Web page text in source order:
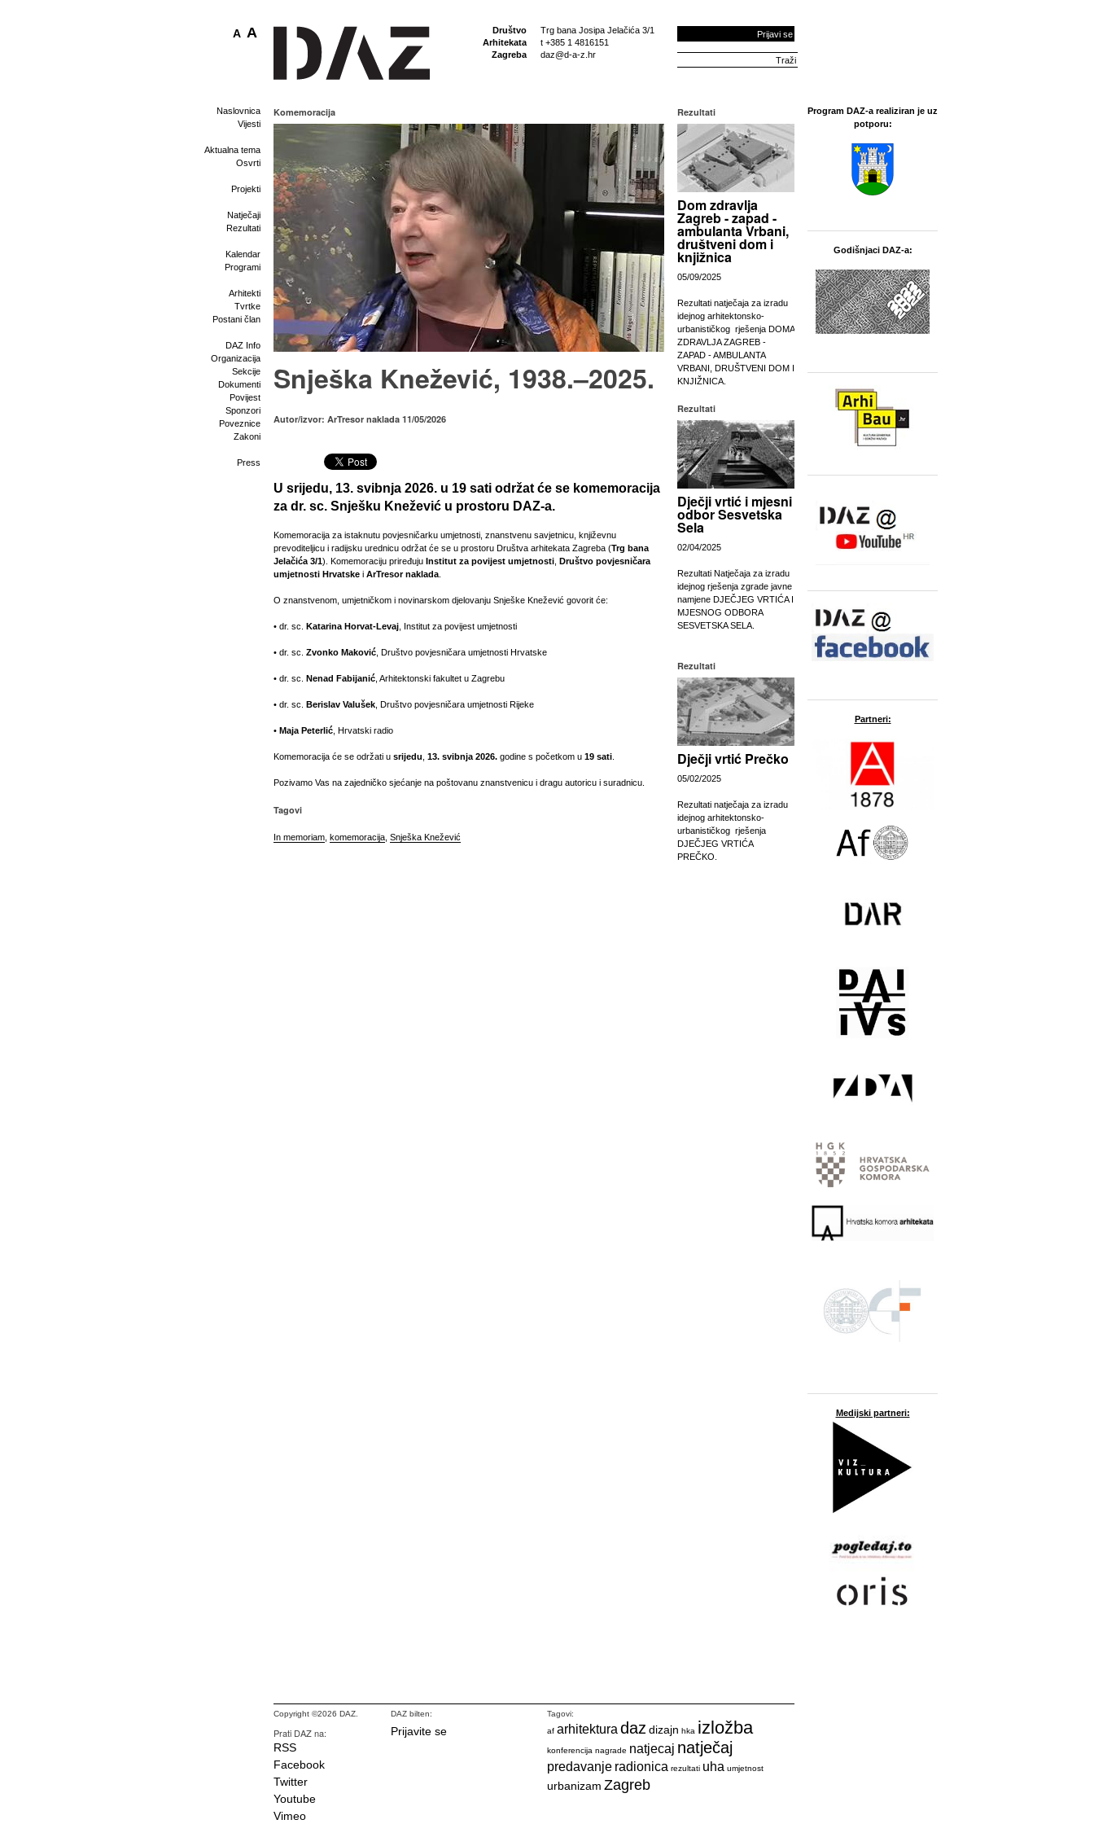
Društvo
Arhitekata
Zagreba
Trg bana Josipa Jelačića 3/1
t +385 1 4816151
daz@d-a-z.hr
Prijavi se
A A
Naslovnica
Vijesti
Aktualna tema
Osvrti
Projekti
Natječaji
Rezultati
Kalendar
Programi
Arhitekti
Tvrtke
Postani član
DAZ Info
Organizacija
Sekcije
Dokumenti
Povijest
Sponzori
Poveznice
Zakoni
Press
Komemoracija
Snješka Knežević, 1938.–2025.
Autor/izvor: ArTresor naklada 11/05/2026
U srijedu, 13. svibnja 2026. u 19 sati održat će se komemoracija
za dr. sc. Snješku Knežević u prostoru DAZ-a.
Komemoracija za istaknutu povjesničarku umjetnosti, znanstvenu savjetnicu, književnu
prevoditeljicu i radijsku urednicu održat će se u prostoru Društva arhitekata Zagreba (Trg bana
Jelačića 3/1). Komemoraciju priređuju Institut za povijest umjetnosti Društvo povjesničara
umjetnosti Hrvatske i ArTresor naklada
O znanstvenom, umjetničkom i novinarskom djelovanju Snješke Knežević govorit će:
• dr. sc. Katarina Horvat-Levaj , Institut za povijest umjetnosti
• dr. sc. Zvonko Maković , Društvo povjesničara umjetnosti Hrvatske
• dr. sc. Nenad Fabijanić , Arhitektonski fakultet u Zagrebu
• dr. sc. Berislav Valušek , Društvo povjesničara umjetnosti Rijeke
• Maja Peterlić , Hrvatski radio
Komemoracija će se održati u srijedu 13. svibnja 2026. godine s početkom u 19 sati
Pozivamo Vas na zajedničko sjećanje na poštovanu znanstvenicu i dragu autoricu i suradnicu.
Tagovi
In memoriam komemoracija Snješka Knežević
Rezultati
Dom zdravlja
Zagreb - zapad -
ambulanta Vrbani,
društveni dom i
knjižnica
05/09/2025
Rezultati natječaja za izradu
idejnog arhitektonsko-
urbanističkog rješenja DOMA
ZDRAVLJA ZAGREB -
ZAPAD - AMBULANTA
VRBANI, DRUŠTVENI DOM I
KNJIŽNICA.
Rezultati
Dječji vrtić i mjesni
odbor Sesvetska
Sela
02/04/2025
Rezultati Natječaja za izradu
idejnog rješenja zgrade javne
namjene DJEČJEG VRTIĆA I
MJESNOG ODBORA
SESVETSKA SELA.
Rezultati
Dječji vrtić Prečko
05/02/2025
Rezultati natječaja za izradu
idejnog arhitektonsko-
urbanističkog rješenja
DJEČJEG VRTIĆA
PREČKO.
Program DAZ-a realiziran je uz
potporu:
Godišnjaci DAZ-a:
Partneri:
Medijski partneri:
Copyright ©2026 DAZ.
Prati DAZ na:
RSS
Facebook
Twitter
Youtube
Vimeo
DAZ bilten:
Prijavite se
Tagovi:
af arhitektura daz dizajn hka izložba
konferencija nagrade natjecaj natječaj
predavanje radionica rezultati uha umjetnost
urbanizam Zagreb